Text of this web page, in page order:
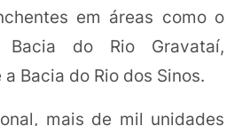
em áreas como o
do Rio Gravataí,
Bacia do Rio dos Sinos.
mais de mil unidades